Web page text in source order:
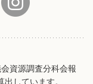
資源調査分科会報
しています。